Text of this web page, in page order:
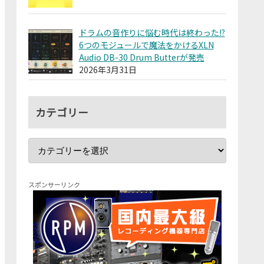
ドラムの音作りに悩む時代は終わった!?
6つのモジュールで魔法をかけるXLN
Audio DB-30 Drum Butterが発売
2026年3月31日
カテゴリー
スポンサーリンク